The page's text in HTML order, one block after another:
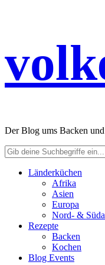
Der Blog ums Backen
Länderküchen
Afrika
Asien
Europa
Nord- &
Rezepte
Backen
Kochen
Blog Events